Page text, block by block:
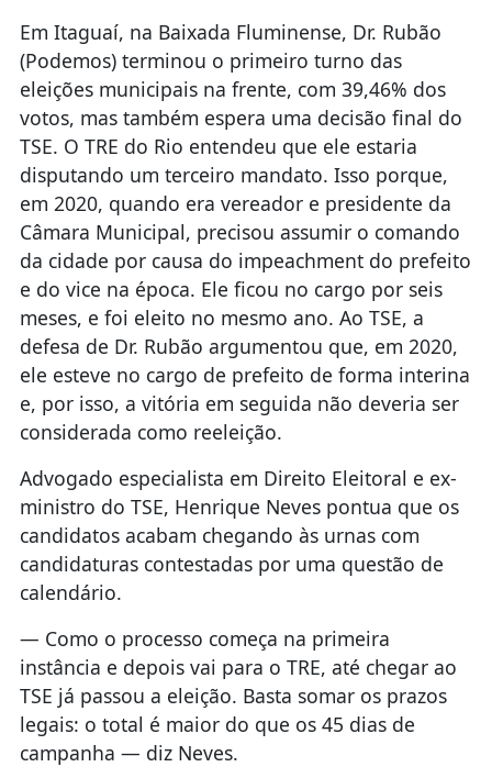
Em Itaguaí, na Baixada Fluminense, Dr. Rubão
(Podemos) terminou o primeiro turno das
eleições municipais na frente, com 39,46% dos
votos, mas também espera uma decisão final do
TSE. O TRE do Rio entendeu que ele estaria
disputando um terceiro mandato. Isso porque,
em 2020, quando era vereador e presidente da
Câmara Municipal, precisou assumir o comando
da cidade por causa do impeachment do prefeito
e do vice na época. Ele ficou no cargo por seis
meses, e foi eleito no mesmo ano. Ao TSE, a
defesa de Dr. Rubão argumentou que, em 2020,
ele esteve no cargo de prefeito de forma interina
e, por isso, a vitória em seguida não deveria ser
considerada como reeleição.
Advogado especialista em Direito Eleitoral e ex-
ministro do TSE, Henrique Neves pontua que os
candidatos acabam chegando às urnas com
candidaturas contestadas por uma questão de
calendário.
— Como o processo começa na primeira
instância e depois vai para o TRE, até chegar ao
TSE já passou a eleição. Basta somar os prazos
legais: o total é maior do que os 45 dias de
campanha — diz Neves.